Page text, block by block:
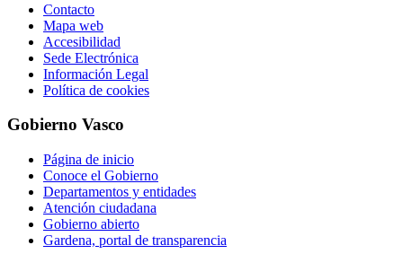
Contacto
Mapa web
Accesibilidad
Sede Electrónica
Información Legal
Política de cookies
Gobierno Vasco
Página de inicio
Conoce el Gobierno
Departamentos y entidades
Atención ciudadana
Gobierno abierto
Gardena, portal de transparencia